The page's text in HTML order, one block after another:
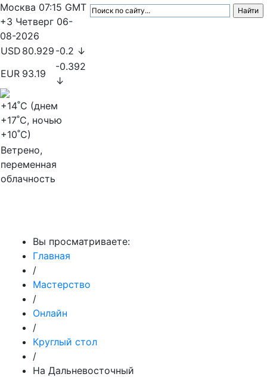
Москва 07:15 GMT
+3 Четверг 06-
08-2026
USD 80.929 -0.2 ↓
EUR 93.19
-0.392
↓
+14˚C (днем
+17˚C, ночью
+10˚C)
Ветрено,
переменная
облачность
Вы просматриваете:
Главная
/
Мастерство
/
Онлайн
/
Круглый стол
/
На Дальневосточный